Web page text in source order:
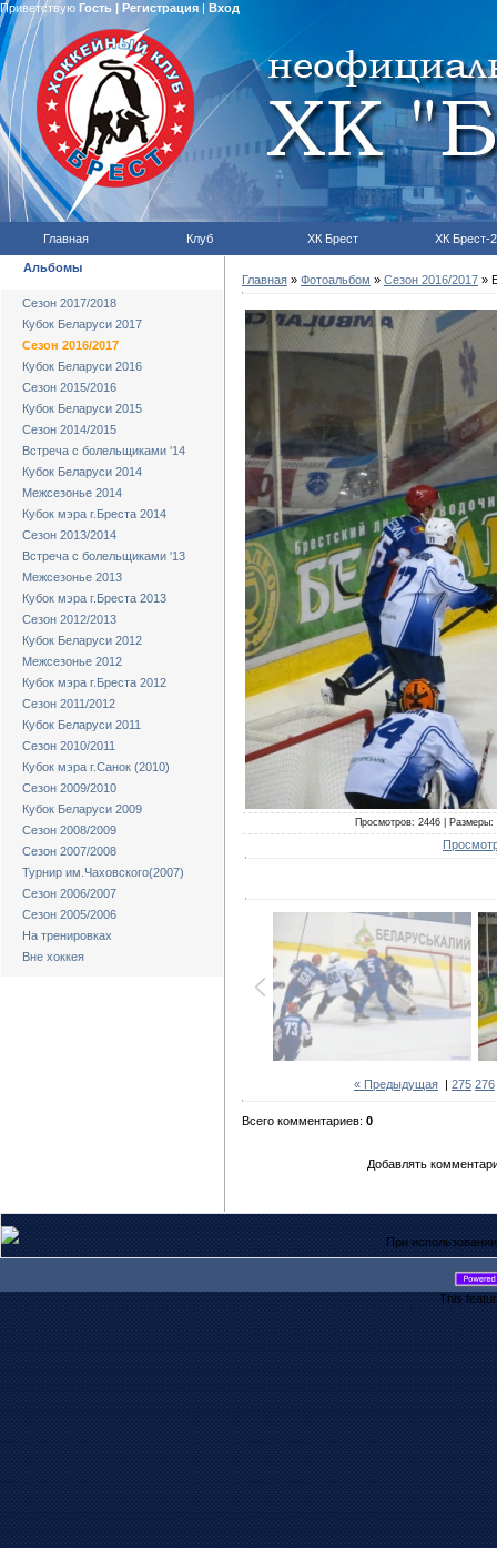
Приветствую Гость | Регистрация| Вход
Главная Клуб ХК Брест ХК Брест-2
Альбомы
Сезон 2017/2018
Кубок Беларуси 2017
Сезон 2016/2017
Кубок Беларуси 2016
Сезон 2015/2016
Кубок Беларуси 2015
Сезон 2014/2015
Встреча с болельщиками '14
Кубок Беларуси 2014
Межсезонье 2014
Кубок мэра г.Бреста 2014
Сезон 2013/2014
Встреча с болельщиками '13
Межсезонье 2013
Кубок мэра г.Бреста 2013
Сезон 2012/2013
Кубок Беларуси 2012
Межсезонье 2012
Кубок мэра г.Бреста 2012
Сезон 2011/2012
Кубок Беларуси 2011
Сезон 2010/2011
Кубок мэра г.Санок (2010)
Сезон 2009/2010
Кубок Беларуси 2009
Сезон 2008/2009
Сезон 2007/2008
Турнир им.Чаховского(2007)
Сезон 2006/2007
Сезон 2005/2006
На тренировках
Вне хоккея
Главная » Фотоальбом » Сезон 2016/2017 »
Просмотров: 2446 |
« Предыдущая | 275 276
Всего комментариев: 0
Добавлять
При
This